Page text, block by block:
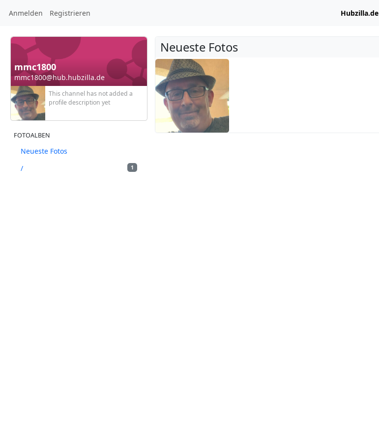
Anmelden Registrieren Hubzilla.de
mmc1800
mmc1800@hub.hubzilla.de
This channel has not added a
profile description yet
FOTOALBEN
Neueste Fotos
1
/
Neueste Fotos